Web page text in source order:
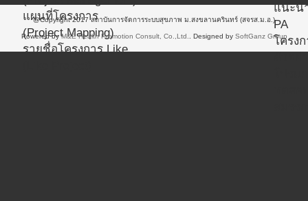
แผนที่โครงการ
(Project Mapping)
รายชื่อโครงการ Like
แนะน
PA
โครง
@Copyright 2017 สถาบันการจัดการระบบสุขภาพ ม.สงขลานครินทร์ (สจรส.ม.อ.)
Powered byM&E Health Promotion Consult, Co.,Ltd. . Designed by SoftGanz Group